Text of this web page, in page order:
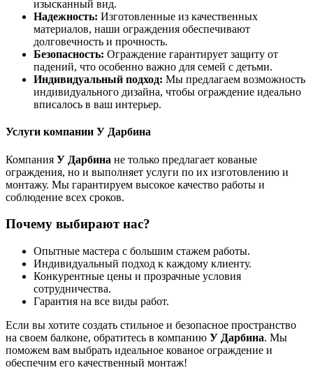
изысканный вид.
Надежность: Изготовленные из качественных
материалов, наши ограждения обеспечивают
долговечность и прочность.
Безопасность: Ограждение гарантирует защиту от
падений, что особенно важно для семей с детьми.
Индивидуальный подход: Мы предлагаем возможность
индивидуального дизайна, чтобы ограждение идеально
вписалось в ваш интерьер.
Услуги компании У Дарбина
Компания У Дарбина не только предлагает кованые
ограждения, но и выполняет услуги по их изготовлению и
монтажу. Мы гарантируем высокое качество работы и
соблюдение всех сроков.
Почему выбирают нас?
Опытные мастера с большим стажем работы.
Индивидуальный подход к каждому клиенту.
Конкурентные цены и прозрачные условия
сотрудничества.
Гарантия на все виды работ.
Если вы хотите создать стильное и безопасное пространство
на своем балконе, обратитесь в компанию У Дарбина. Мы
поможем вам выбрать идеальное кованое ограждение и
обеспечим его качественный монтаж!